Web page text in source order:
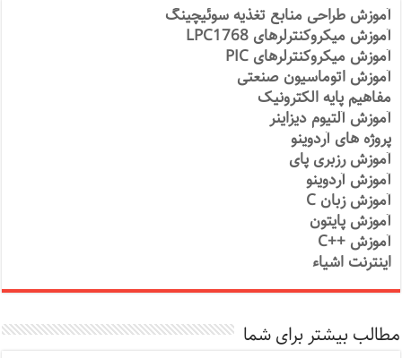
آموزش طراحی منابع تغذیه سوئیچینگ
آموزش میکروکنترلرهای LPC1768
آموزش میکروکنترلرهای PIC
آموزش اتوماسیون صنعتی
مفاهیم پایه الکترونیک
آموزش آلتیوم دیزاینر
پروژه های آردوینو
آموزش رزبری پای
آموزش آردوینو
آموزش زبان C
آموزش پایتون
آموزش ++C
اینترنت اشیاء
مطالب بیشتر برای شما